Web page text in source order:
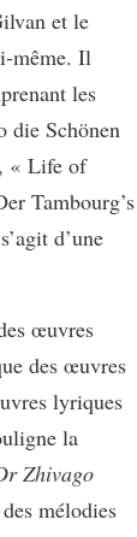
et le
même. Il
les
die Schönen
« Life of
Tambourg’s
d’une
œuvres
des œuvres
lyriques
la
Zhivago
mélodies